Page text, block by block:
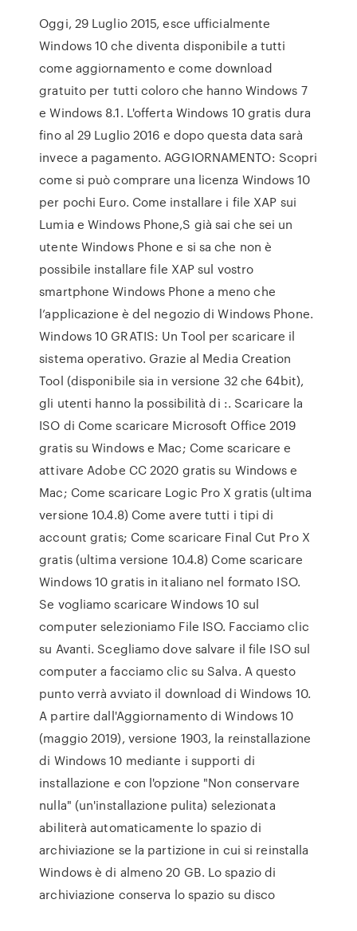
Oggi, 29 Luglio 2015, esce ufficialmente
Windows 10 che diventa disponibile a tutti
come aggiornamento e come download
gratuito per tutti coloro che hanno Windows 7
e Windows 8.1. L'offerta Windows 10 gratis dura
fino al 29 Luglio 2016 e dopo questa data sarà
invece a pagamento. AGGIORNAMENTO: Scopri
come si può comprare una licenza Windows 10
per pochi Euro. Come installare i file XAP sui
Lumia e Windows Phone,S già sai che sei un
utente Windows Phone e si sa che non è
possibile installare file XAP sul vostro
smartphone Windows Phone a meno che
l’applicazione è del negozio di Windows Phone.
Windows 10 GRATIS: Un Tool per scaricare il
sistema operativo. Grazie al Media Creation
Tool (disponibile sia in versione 32 che 64bit),
gli utenti hanno la possibilità di :. Scaricare la
ISO di Come scaricare Microsoft Office 2019
gratis su Windows e Mac; Come scaricare e
attivare Adobe CC 2020 gratis su Windows e
Mac; Come scaricare Logic Pro X gratis (ultima
versione 10.4.8) Come avere tutti i tipi di
account gratis; Come scaricare Final Cut Pro X
gratis (ultima versione 10.4.8) Come scaricare
Windows 10 gratis in italiano nel formato ISO.
Se vogliamo scaricare Windows 10 sul
computer selezioniamo File ISO. Facciamo clic
su Avanti. Scegliamo dove salvare il file ISO sul
computer a facciamo clic su Salva. A questo
punto verrà avviato il download di Windows 10.
A partire dall'Aggiornamento di Windows 10
(maggio 2019), versione 1903, la reinstallazione
di Windows 10 mediante i supporti di
installazione e con l'opzione "Non conservare
nulla" (un'installazione pulita) selezionata
abiliterà automaticamente lo spazio di
archiviazione se la partizione in cui si reinstalla
Windows è di almeno 20 GB. Lo spazio di
archiviazione conserva lo spazio su disco